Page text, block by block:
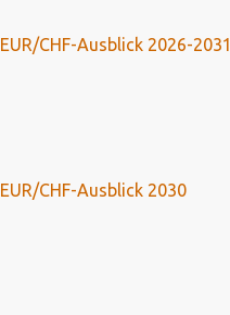
EUR/CHF-Ausblick 2026-2031
EUR/CHF-Ausblick 2030